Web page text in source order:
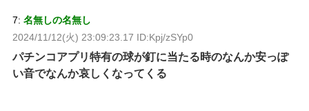
7: 名無しの名無し
2024/11/12(火) 23:09:23.17 ID:Kpj/zSYp0
パチンコアプリ特有の球が釘に当たる時のなんか安っぽ
い音でなんか哀しくなってくる